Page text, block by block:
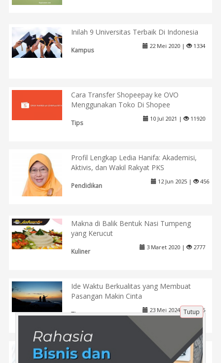
Inilah 9 Universitas Terbaik Di Indonesia
Kampus
22 Mei 2020 | 1334
Cara Transfer Shopeepay ke OVO
Menggunakan Toko Di Shopee
Tips
10 Jul 2021 | 11920
Profil Lengkap Ledia Hanifa: Akademisi,
Aktivis, dan Wakil Rakyat PKS
Pendidikan
12 Jun 2025 | 456
Makna di Balik Bentuk Nasi Tumpeng
yang Kerucut
Kuliner
3 Maret 2020 | 2777
Ide Waktu Berkualitas yang Membuat
Pasangan Makin Cinta
Tips
23 Mei 2024 | 1005
Cucun Ahmad Syamsurijal (PKB): Sosok
Religius dan Merakyat dari Bandung dan
Tutup